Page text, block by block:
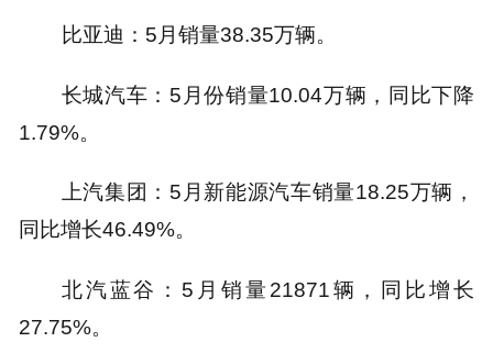
比亚迪：5月销量38.35万辆。
长城汽车：5月份销量10.04万辆，同比下降
1.79%。
上汽集团：5月新能源汽车销量18.25万辆，
同比增长46.49%。
北汽蓝谷：5月销量21871辆，同比增长
27.75%。